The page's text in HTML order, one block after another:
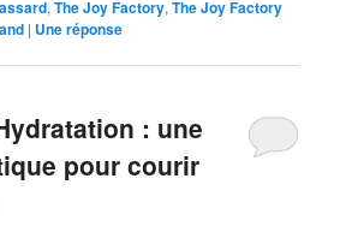
,The Joy Factory,The Joy Factory
| Uneréponse
: une
pour courir